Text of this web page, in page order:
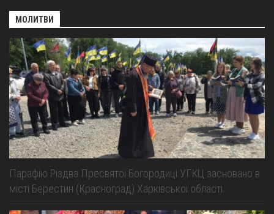
МОЛИТВИ
Парафію Різдва Пресвятої Богородиці УГКЦ засновано в
місті Берестин (Красноград) Харківської області